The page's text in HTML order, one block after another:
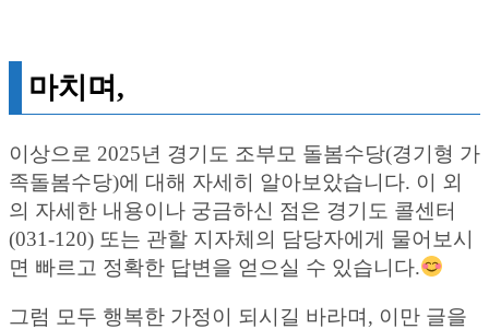
마치며,
이상으로 2025년 경기도 조부모 돌봄수당(경기형 가
족돌봄수당)에 대해 자세히 알아보았습니다. 이 외
의 자세한 내용이나 궁금하신 점은 경기도 콜센터
(031-120) 또는 관할 지자체의 담당자에게 물어보시
면 빠르고 정확한 답변을 얻으실 수 있습니다.
그럼 모두 행복한 가정이 되시길 바라며, 이만 글을